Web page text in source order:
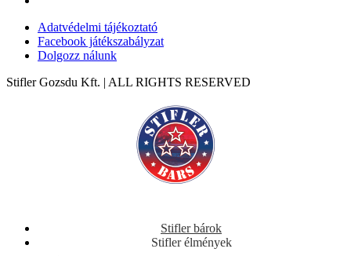
Adatvédelmi tájékoztató
Facebook játékszabályzat
Dolgozz nálunk
Stifler Gozsdu Kft. | ALL RIGHTS RESERVED
Stifler bárok
Stifler élmények